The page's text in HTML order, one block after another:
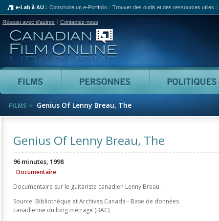
e-Lab à AU Construire un e-Portfolio Trouver des outils et des ressources utiles
Réseau avec d'autres Contactez-nous
Canadian Film Online
Films Personnes
FILMS Genius Of Lenny Breau, The
Genius Of Lenny Breau, The
96 minutes, 1998
Documentaire
Documentaire sur le guitariste canadien Lenny Breau.
Source: Bibliothèque et Archives Canada - Base de données
canadienne du long métrage (BAC)